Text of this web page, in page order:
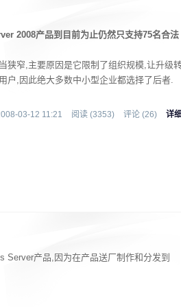
2008产品到目前为止仍然只支持75名合法
狭窄,主要原因是它限制了组织规模,让升级
户,因此绝大多数中小型企业都选择了后者.
03-12 11:21 阅读 (3353) 评论 (26) 详
产品,因为在产品送厂制作和分发到